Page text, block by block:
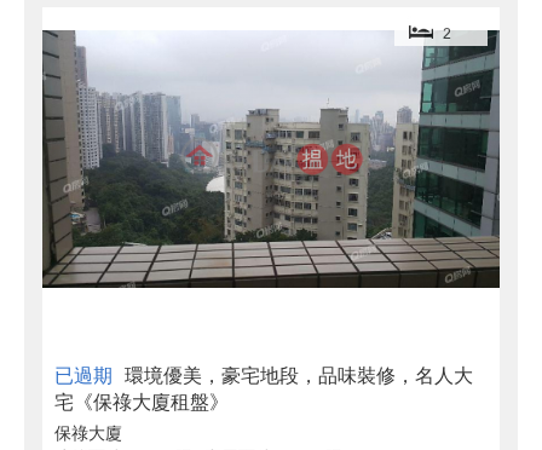
已過期 環境優美，豪宅地段，品味裝修，名人大
宅《保祿大廈租盤》
2
保祿大廈